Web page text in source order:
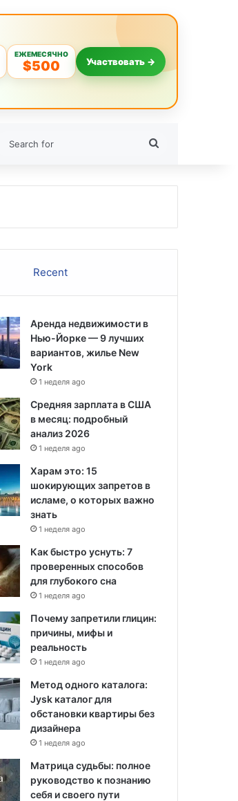
ЕЖЕМЕСЯЧНО
$500 Участвовать →
Recent
Аренда недвижимости в
Нью-Йорке — 9 лучших
вариантов, жилье New
York
1 неделя ago
Средняя зарплата в США
в месяц: подробный
анализ 2026
1 неделя ago
Харам это: 15
шокирующих запретов в
исламе, о которых важно
знать
1 неделя ago
Как быстро уснуть: 7
проверенных способов
для глубокого сна
1 неделя ago
Почему запретили глицин:
причины, мифы и
реальность
1 неделя ago
Метод одного каталога:
Jysk каталог для
обстановки квартиры без
дизайнера
1 неделя ago
Матрица судьбы: полное
руководство к познанию
себя и своего пути